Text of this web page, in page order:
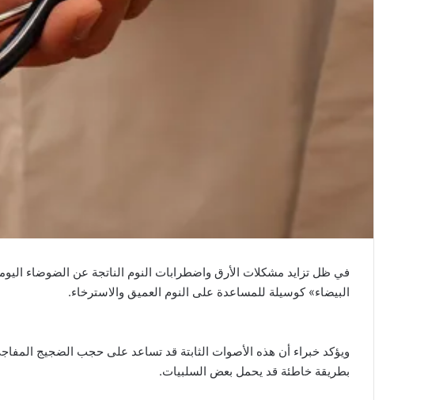
في ظل تزايد مشكلات الأرق واضطرابات النوم الناتجة عن الضوضاء
البيضاء» كوسيلة للمساعدة على النوم العميق والاسترخاء.
ويؤكد خبراء أن هذه الأصوات الثابتة قد تساعد على حجب الضجيج
بطريقة خاطئة قد يحمل بعض السلبيات.